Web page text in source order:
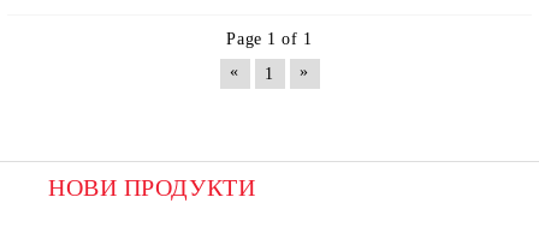
Page 1 of 1
«
1 »
НОВИ ПРОДУКТИ